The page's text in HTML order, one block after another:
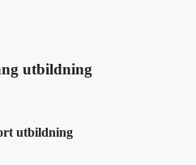
utbildning
utbildning